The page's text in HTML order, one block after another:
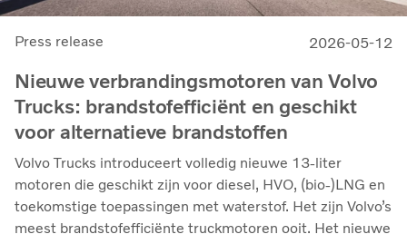
Press release 2026-05-12
Nieuwe verbrandingsmotoren van Volvo
Trucks: brandstofefficiënt en geschikt
voor alternatieve brandstoffen
Volvo Trucks introduceert volledig nieuwe 13-liter
motoren die geschikt zijn voor diesel, HVO, (bio-)LNG en
toekomstige toepassingen met waterstof. Het zijn Volvo’s
meest brandstofefficiënte truckmotoren ooit. Het nieuwe